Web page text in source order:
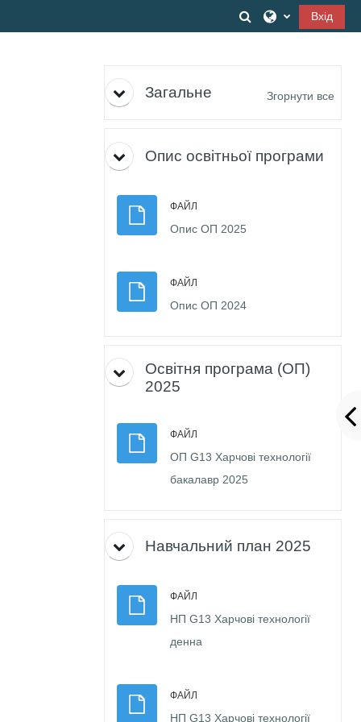
Переключити
Вхід
Структура за темами
Загальне Згорнути все
Опис освітньої програми
ФАЙЛ
Опис ОП 2025Файл
ФАЙЛ
Опис ОП 2024Файл
Освітня програма (ОП)
2025
ФАЙЛ
ОП G13 Харчові технології
бакалавр 2025Файл
Навчальний план 2025
ФАЙЛ
НП G13 Харчові технології
деннаФайл
ФАЙЛ
НП G13 Харчові технології